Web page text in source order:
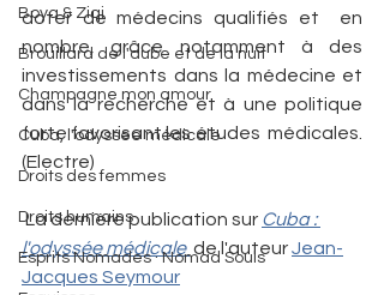
Boya & Ziqi
Brouillard de l'aube et de la nuit
Champagne mon amour
Cuba, l'odyssée médicale
Droits des femmes
Droits humains
Esprits Nomades · Nomad Souls
doter de médecins qualifiés et  en
nombre, grâce notamment à des
investissements dans la médecine et
dans la recherche et à une politique
forte favorisant les études  médicales.
(Electre)
La dernière publication sur Cuba :
l'odyssée médicale de l'auteur Jean-
Jacques Seymour